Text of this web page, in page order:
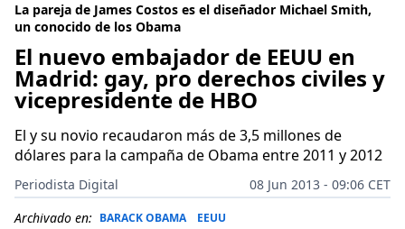
La pareja de James Costos es el diseñador Michael Smith,
un conocido de los Obama
El nuevo embajador de EEUU en
Madrid: gay, pro derechos civiles y
vicepresidente de HBO
El y su novio recaudaron más de 3,5 millones de
dólares para la campaña de Obama entre 2011 y 2012
Periodista Digital
08 Jun 2013 - 09:06 CET
Archivado en: BARACK OBAMA EEUU